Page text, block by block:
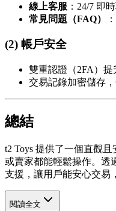
線上客服 ：24/7 即
常見問題（FAQ）
(2) 帳戶安全
雙重認證（2FA）提
交易記錄加密儲存，
總結
t2 Toys 提供了一個直觀
或賣家都能輕鬆操作。透
支援，讓用戶能安心交易
閱讀全文